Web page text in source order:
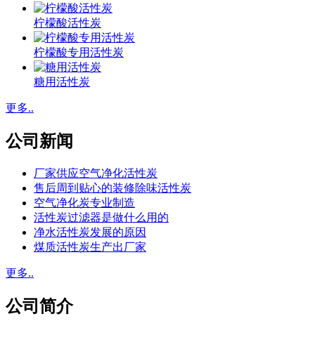
柠檬酸活性炭
柠檬酸专用活性炭
糖用活性炭
更多..
公司新闻
厂家供应空气净化活性炭
售后周到贴心的装修除味活性炭
空气净化炭专业制造
活性炭过滤器是做什么用的
净水活性炭发展的原因
煤质活性炭生产出厂家
更多..
公司简介